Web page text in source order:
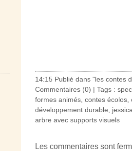
14:15 Publié dans "les contes
Commentaires (0) | Tags :
formes animés contes écolos
développement durable
arbre avec supports visuels
Les commentaires sont